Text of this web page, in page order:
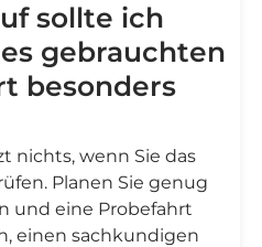
sollte ich
gebrauchten
besonders
nichts, wenn Sie das
Planen Sie genug
und eine Probefahrt
einen sachkundigen